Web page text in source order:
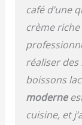
café d’une
crème riche
réaliser
boissons
moderne
cuisine, et